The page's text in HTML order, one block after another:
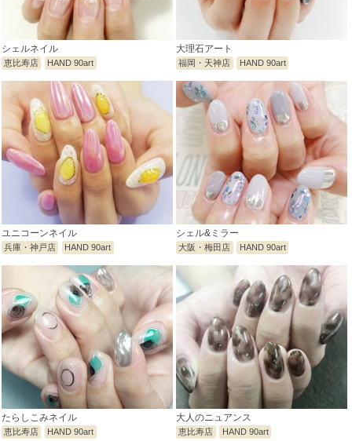
シェルネイル
恵比寿店 HAND 90art
大理石アート
福岡・天神店 HAND 90art
ユニコーンネイル
兵庫・神戸店 HAND 90art
シェル&ミラー
大阪・梅田店 HAND 90art
たらしこみネイル
恵比寿店 HAND 90art
大人のニュアンス
恵比寿店 HAND 90art